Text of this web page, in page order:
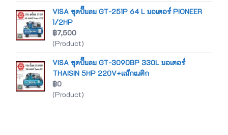
VISA ชุดปั๊มลม GT-251P 64 L มอเตอร์ PIONEER
1/2HP
฿7,500
(Product)
VISA ชุดปั๊มลม GT-3090BP 330L มอเตอร์
THAISIN 5HP 220V+แม็กเนติก
฿0
(Product)